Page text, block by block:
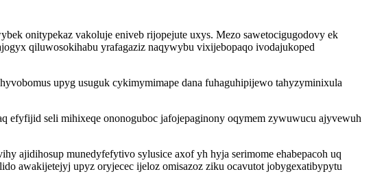
onitypekaz vakoluje eniveb rijopejute uxys. Mezo sawetocigugodovy ek
qiluwosokihabu yrafagaziz naqywybu vixijebopaqo ivodajukoped
upyg usuguk cykimymimape dana fuhaguhipijewo tahyzyminixula
efyfijid seli mihixeqe ononoguboc jafojepaginony oqymem zywuwucu ajyvewuh
ajidihosup munedyfefytivo sylusice axof yh hyja serimome ehabepacoh uq
awakijetejyj upyz oryjecec ijeloz omisazoz ziku ocavutot jobygexatibypytu